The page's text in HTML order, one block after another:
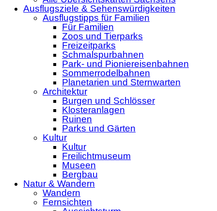
Ausflugsziele & Sehenswürdigkeiten
Ausflugstipps für Familien
Für Familien
Zoos und Tierparks
Freizeitparks
Schmalspurbahnen
Park- und Pioniereisenbahnen
Sommerrodelbahnen
Planetarien und Sternwarten
Architektur
Burgen und Schlösser
Klosteranlagen
Ruinen
Parks und Gärten
Kultur
Kultur
Freilichtmuseum
Museen
Bergbau
Natur & Wandern
Wandern
Fernsichten